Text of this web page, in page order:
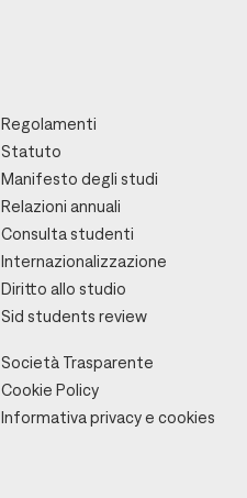
Regolamenti
Statuto
Manifesto degli studi
Relazioni annuali
Consulta studenti
Internazionalizzazione
Diritto allo studio
Sid students review
Società Trasparente
Cookie Policy
Informativa privacy e cookies